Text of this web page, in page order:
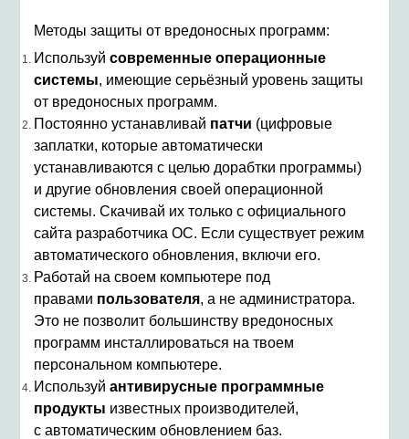
Методы защиты от вредоносных программ:
Используй современные операционные
системы, имеющие серьёзный уровень защиты
от вредоносных программ.
Постоянно устанавливай патчи (цифровые
заплатки, которые автоматически
устанавливаются с целью дорабтки программы)
и другие обновления своей операционной
системы. Скачивай их только с официального
сайта разработчика ОС. Если существует режим
автоматического обновления, включи его.
Работай на своем компьютере под
правами пользователя, а не администратора.
Это не позволит большинству вредоносных
программ инсталлироваться на твоем
персональном компьютере.
Используй антивирусные программные
продукты известных производителей,
с автоматическим обновлением баз.